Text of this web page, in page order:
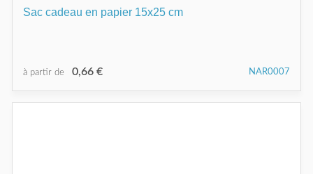
Sac cadeau en papier 15x25 cm
à partir de 0,66 € NAR0007